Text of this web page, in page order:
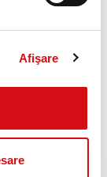
Afişare
grupul
Frankfurt.
(vehiculul de
de companie
ProCredit